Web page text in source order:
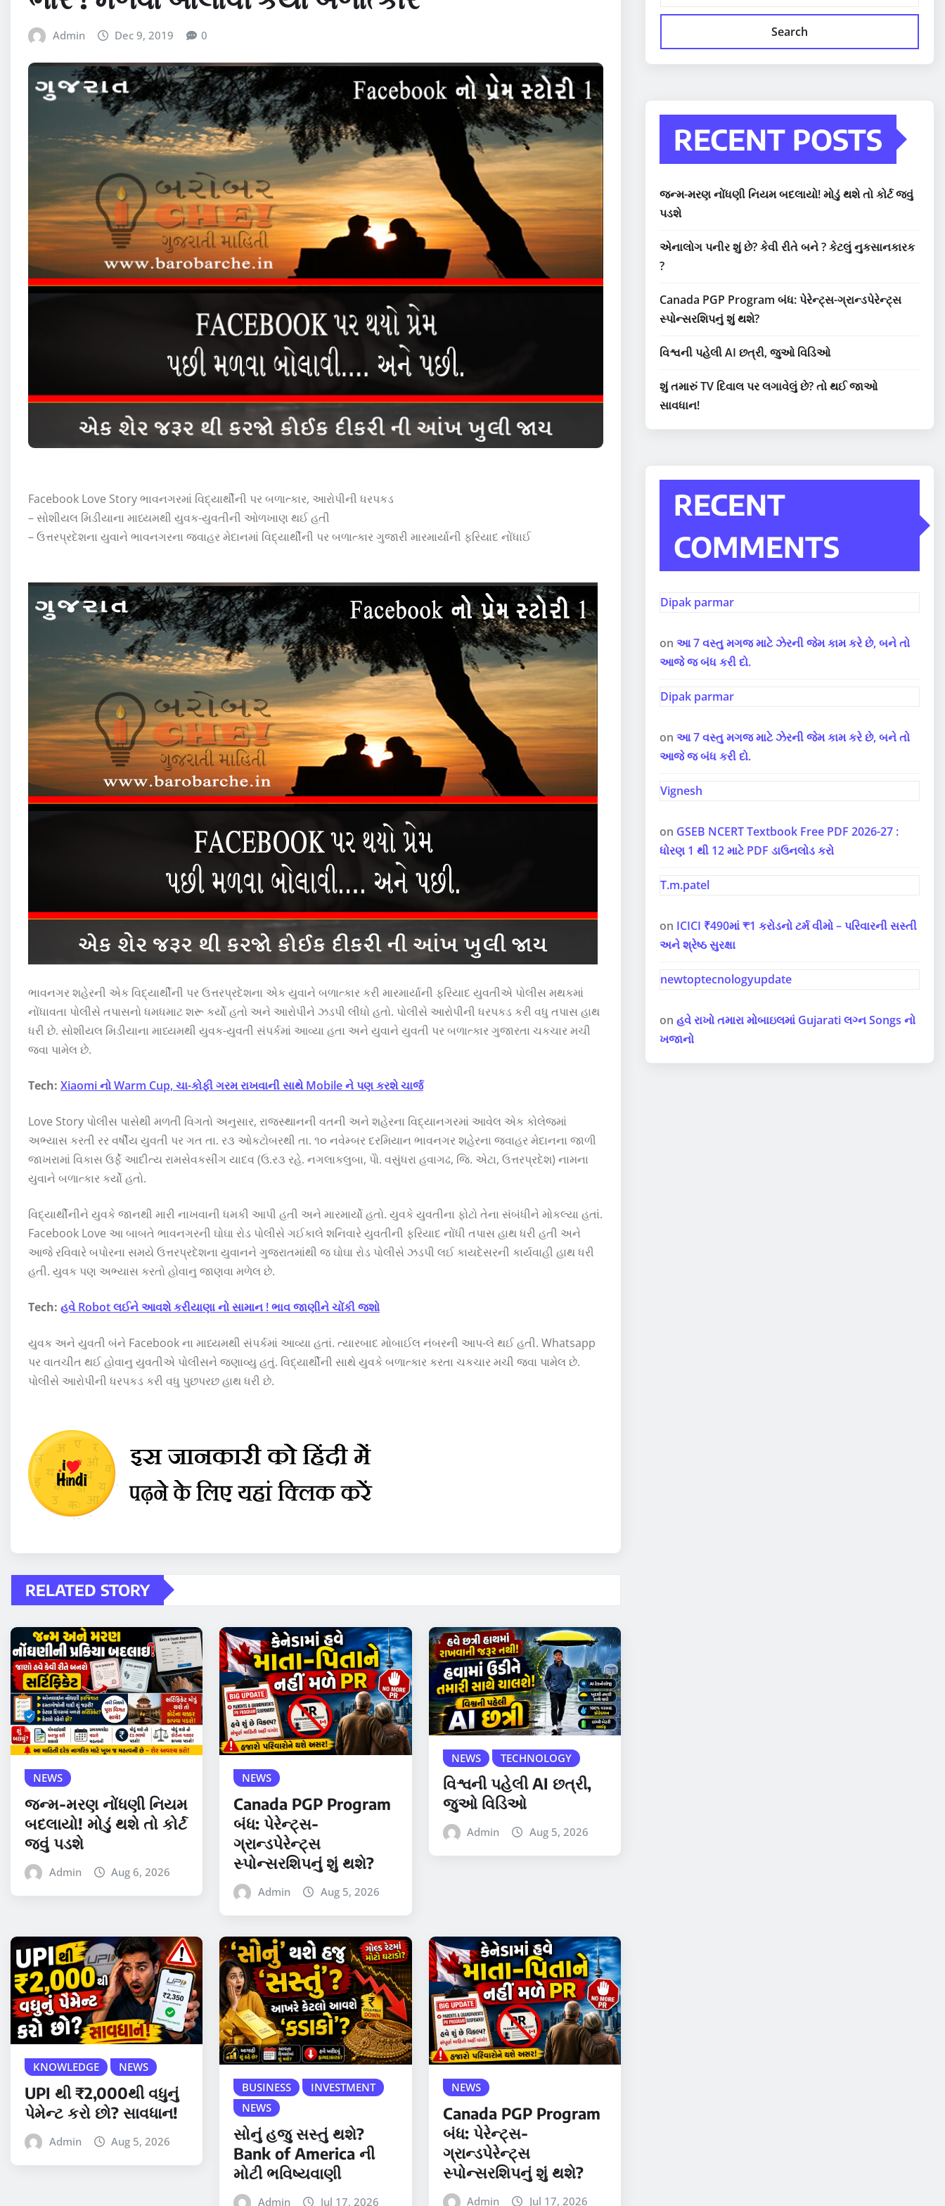
Admin Dec 9, 2019 0
Facebook Love Story ભાવનગરમાં વિદ્યાર્થીની પર બળાત્કાર, આરોપીની ધરપકડ
– સોશીયલ મિડીયાના માધ્યમથી યુવક-યુવતીની ઓળખાણ થઈ હતી
– ઉત્તરપ્રદેશના યુવાને ભાવનગરના જવાહર મેદાનમાં વિદ્યાર્થીની પર બળાત્કાર ગુજારી મારમાર્યાની ફરિયાદ નોંધાઈ
ભાવનગર શહેરની એક વિદ્યાર્થીની પર ઉત્તરપ્રદેશના એક યુવાને બળાત્કાર કરી મારમાર્યાની ફરિયાદ યુવતીએ પોલીસ મથકમાં
નોંધાવતા પોલીસે તપાસનો ધમધમાટ શરૂ કર્યો હતો અને આરોપીને ઝડપી લીધો હતો. પોલીસે આરોપીની ધરપકડ કરી વધુ તપાસ હાથ
ધરી છે. સોશીયલ મિડીયાના માધ્યમથી યુવક-યુવતી સંપર્કમાં આવ્યા હતા અને યુવાને યુવતી પર બળાત્કાર ગુજારતા ચકચાર મચી
જવા પામેલ છે.
Tech: Xiaomi નો Warm Cup, ચા-કોફી ગરમ રાખવાની સાથે Mobile ને પણ કરશે ચાર્જ
Love Story પોલીસ પાસેથી મળતી વિગતો અનુસાર, રાજસ્થાનની વતની અને શહેરના વિદ્યાનગરમાં આવેલ એક કોલેજમાં
અભ્યાસ કરતી રર વર્ષીય યુવતી પર ગત તા. ર૩ ઓકટોબરથી તા. ૧૦ નવેમ્બર દરમિયાન ભાવનગર શહેરના જવાહર મેદાનના જાળી
જાખરામાં વિકાસ ઉર્ફે આદીત્ય રામસેવકસીંગ યાદવ (ઉ.ર૩ રહે. નગલાકલુબા, પોે. વસુંધરા હવાગઢ, જિ. એટા, ઉત્તરપ્રદેશ) નામના
યુવાને બળાત્કાર કર્યો હતો.
વિદ્યાર્થીનીને યુવકે જાનથી મારી નાખવાની ધમકી આપી હતી અને મારમાર્યો હતો. યુવકે યુવતીના ફોટો તેના સંબંધીને મોકલ્યા હતાં.
Facebook Love આ બાબતે ભાવનગરની ઘોઘા રોડ પોલીસે ગઈકાલે શનિવારે યુવતીની ફરિયાદ નોંધી તપાસ હાથ ધરી હતી અને
આજે રવિવારે બપોરના સમયે ઉત્તરપ્રદેશના યુવાનને ગુજરાતમાંથી જ ઘોઘા રોડ પોલીસે ઝડપી લઈ કાયદેસરની કાર્યવાહી હાથ ધરી
હતી. યુવક પણ અભ્યાસ કરતો હોવાનુ જાણવા મળેલ છે.
Tech: હવે Robot લઈને આવશે કરીયાણા નો સામાન ! ભાવ જાણીને ચોંકી જશો
યુવક અને યુવતી બંને Facebook ના માધ્યમથી સંપર્કમાં આવ્યા હતાં. ત્યારબાદ મોબાઈલ નંબરની આપ-લે થઈ હતી. Whatsapp
પર વાતચીત થઈ હોવાનુ યુવતીએ પોલીસને જણાવ્યુ હતું. વિદ્યાર્થીની સાથે યુવકે બળાત્કાર કરતા ચકચાર મચી જવા પામેલ છે.
પોલીસે આરોપીની ધરપકડ કરી વધુ પુછપરછ હાથ ધરી છે.
RELATED STORY
NEWS
જન્મ-મરણ નોંધણી નિયમ
બદલાયો! મોડું થશે તો કોર્ટ
જવું પડશે
Admin Aug 6, 2026
NEWS
Canada PGP Program
બંધ: પેરેન્ટ્સ-
ગ્રાન્ડપેરેન્ટ્સ
સ્પોન્સરશિપનું શું થશે?
Admin Aug 5, 2026
NEWS TECHNOLOGY
વિશ્વની પહેલી AI છત્રી,
જુઓ વિડિઓ
Admin Aug 5, 2026
KNOWLEDGE NEWS
UPI થી ₹2,000થી વધુનું
પેમેન્ટ કરો છો? સાવધાન!
Admin Aug 5, 2026
BUSINESS
INVESTMENT
NEWS
સોનું હજુ સસ્તું થશે?
Bank of America ની
મોટી ભવિષ્યવાણી
Admin Jul 17, 2026
NEWS
Canada PGP Program
બંધ: પેરેન્ટ્સ-
ગ્રાન્ડપેરેન્ટ્સ
સ્પોન્સરશિપનું શું થશે?
Admin Jul 17, 2026
Search
RECENT POSTS
જન્મ-મરણ નોંધણી નિયમ બદલાયો! મોડું થશે તો કોર્ટ જવું
પડશે
એનાલોગ પનીર શું છે? કેવી રીતે બને ? કેટલું નુકસાનકારક
?
Canada PGP Program બંધ: પેરેન્ટ્સ-ગ્રાન્ડપેરેન્ટ્સ
સ્પોન્સરશિપનું શું થશે?
વિશ્વની પહેલી AI છત્રી, જુઓ વિડિઓ
શું તમારું TV દિવાલ પર લગાવેલું છે? તો થઈ જાઓ
સાવધાન!
RECENT
COMMENTS
Dipak parmar
on આ 7 વસ્તુ મગજ માટે ઝેરની જેમ કામ કરે છે, બને તો
આજે જ બંધ કરી દો.
Dipak parmar
on આ 7 વસ્તુ મગજ માટે ઝેરની જેમ કામ કરે છે, બને તો
આજે જ બંધ કરી દો.
Vignesh
on GSEB NCERT Textbook Free PDF 2026-27 :
ધોરણ 1 થી 12 માટે PDF ડાઉનલોડ કરો
T.m.patel
on ICICI ₹490માં ₹1 કરોડનો ટર્મ વીમો – પરિવારની સસ્તી
અને શ્રેષ્ઠ સુરક્ષા
newtoptecnologyupdate
on હવે રાખો તમારા મોબાઇલમાં Gujarati લગ્ન Songs નો
ખજાનો